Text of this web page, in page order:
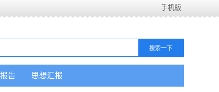
手机版
告 思想汇报